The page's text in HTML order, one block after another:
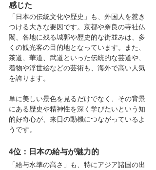
感じた
「日本の伝統文化や歴史」も、外国人を惹き
つける大きな要因です。京都や奈良の寺社仏
閣、各地に残る城郭や歴史的な街並みは、多
くの観光客の目的地となっています。また、
茶道、華道、武道といった伝統的な芸道や、
着物や浮世絵などの芸術も、海外で高い人気
を誇ります。
単に美しい景色を見るだけでなく、その背景
にある歴史や精神性を深く学びたいという知
的好奇心が、来日の動機につながっているよ
うです。
4位：日本の給与が魅力的
「給与水準の高さ」も、特にアジア諸国の出